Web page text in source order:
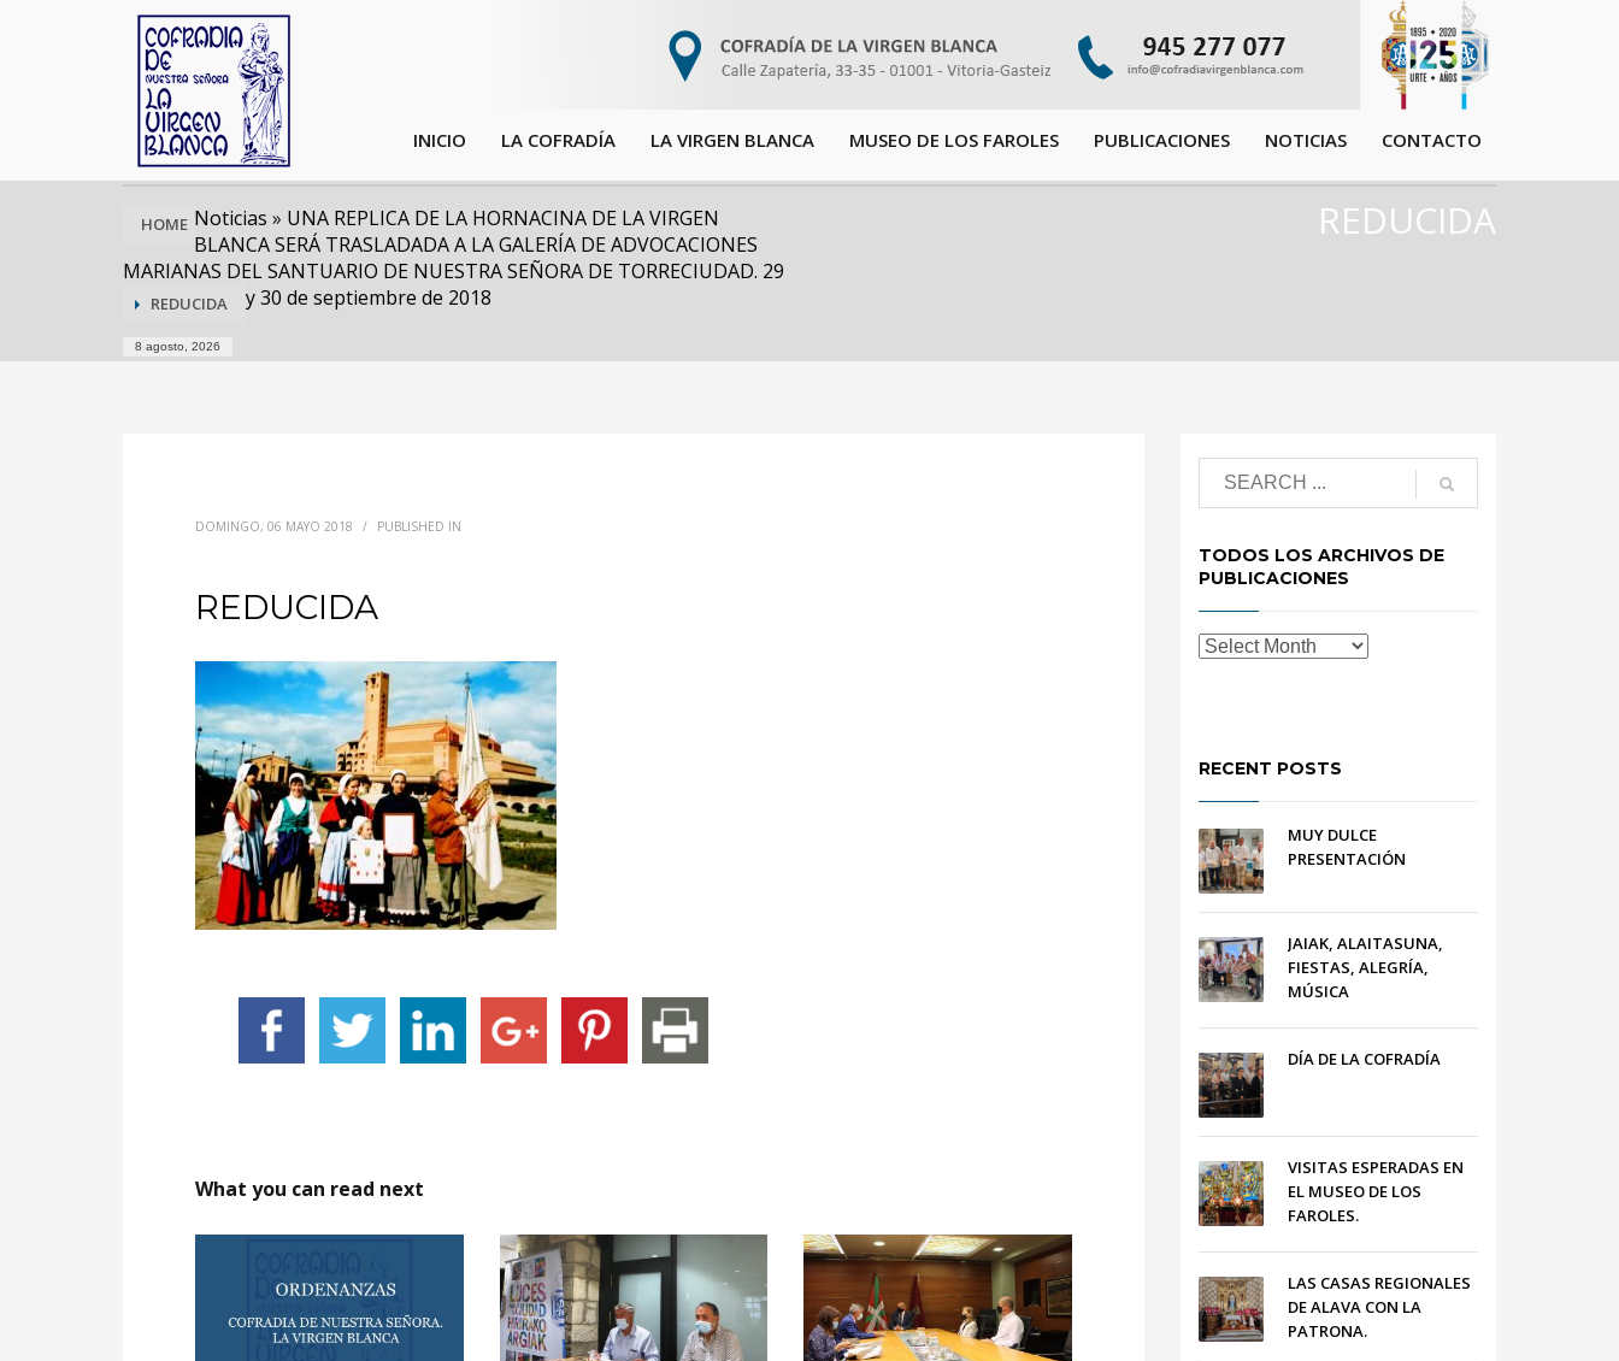
INICIO LA COFRADÍA LA VIRGEN BLANCA MUSEO DE LOS FAROLES PUBLICACIONES NOTICIAS CONTACTO
HOME Noticias » UNA REPLICA DE LA HORNACINA DE LA VIRGEN
BLANCA SERÁ TRASLADADA A LA GALERÍA DE ADVOCACIONES
MARIANAS DEL SANTUARIO DE NUESTRA SEÑORA DE TORRECIUDAD. 29
y 30 de septiembre de 2018
REDUCIDA
8 agosto, 2026
REDUCIDA
DOMINGO, 06 MAYO 2018 / PUBLISHED IN
REDUCIDA
What you can read next
TODOS LOS ARCHIVOS DE
PUBLICACIONES
RECENT POSTS
MUY DULCE
PRESENTACIÓN
JAIAK, ALAITASUNA,
FIESTAS, ALEGRÍA,
MÚSICA
DÍA DE LA COFRADÍA
VISITAS ESPERADAS EN
EL MUSEO DE LOS
FAROLES.
LAS CASAS REGIONALES
DE ALAVA CON LA
PATRONA.